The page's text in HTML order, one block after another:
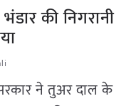
की निगरानी
ने तुअर दाल के